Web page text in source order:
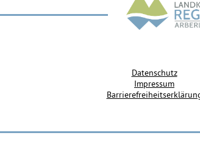
Datenschutz
Impressum